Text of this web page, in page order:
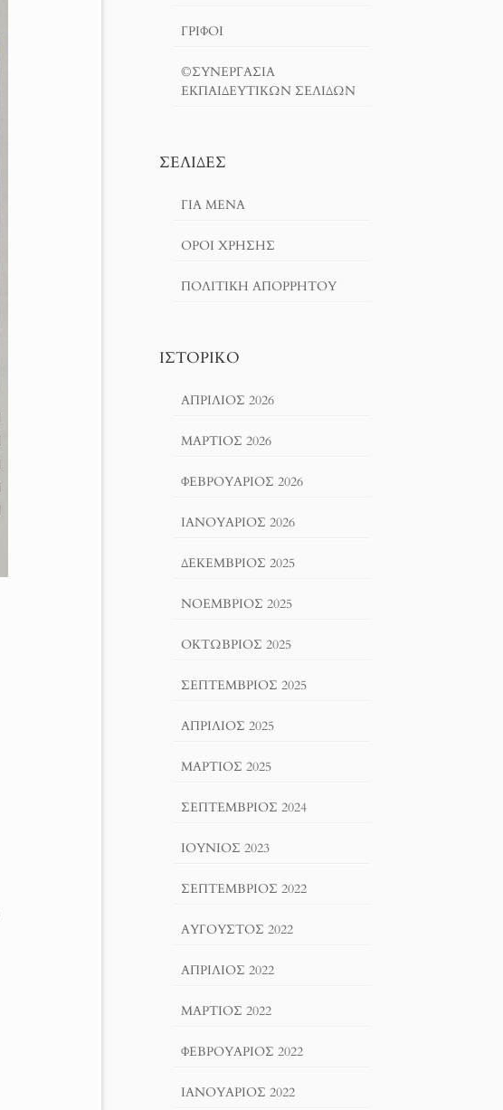
ΓΡΙΦΟΙ
©ΣΥΝΕΡΓΑΣΙΑ
ΕΚΠΑΙΔΕΥΤΙΚΩΝ ΣΕΛΙΔΩΝ
ΣΕΛΊΔΕΣ
ΓΙΑ ΜΕΝΑ
ΌΡΟΙ ΧΡΗΣΗΣ
ΠΟΛΙΤΙΚΉ ΑΠΟΡΡΉΤΟΥ
ΙΣΤΟΡΙΚΌ
ΑΠΡΊΛΙΟΣ 2026
ΜΆΡΤΙΟΣ 2026
ΦΕΒΡΟΥΆΡΙΟΣ 2026
ΙΑΝΟΥΆΡΙΟΣ 2026
ΔΕΚΈΜΒΡΙΟΣ 2025
ΝΟΈΜΒΡΙΟΣ 2025
ΟΚΤΏΒΡΙΟΣ 2025
ΣΕΠΤΈΜΒΡΙΟΣ 2025
ΑΠΡΊΛΙΟΣ 2025
ΜΆΡΤΙΟΣ 2025
ΣΕΠΤΈΜΒΡΙΟΣ 2024
ΙΟΎΝΙΟΣ 2023
ΣΕΠΤΈΜΒΡΙΟΣ 2022
ΑΎΓΟΥΣΤΟΣ 2022
ΑΠΡΊΛΙΟΣ 2022
ΜΆΡΤΙΟΣ 2022
ΦΕΒΡΟΥΆΡΙΟΣ 2022
ΙΑΝΟΥΆΡΙΟΣ 2022